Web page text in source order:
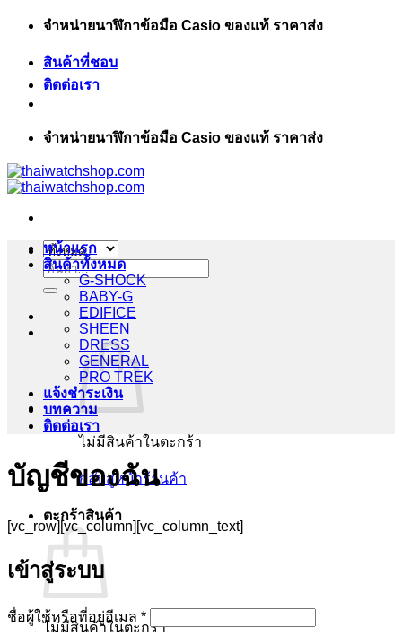
ข้าม
เนื้อหา
จำหน่ายนาฬิกาข้อมือ Casio ของแท้ ราคาส่ง
สินค้าที่ชอบ
ติดต่อเรา
จำหน่ายนาฬิกาข้อมือ Casio ของแท้ ราคาส่ง
ค้นหา:
ไม่มีสินค้าในตะกร้า
กลับสู่หน้าร้านค้า
ตะกร้าสินค้า
ไม่มีสินค้าในตะกร้า
หน้าแรก
สินค้าทั้งหมด
G-SHOCK
BABY-G
EDIFICE
SHEEN
DRESS
GENERAL
PRO TREK
แจ้งชำระเงิน
บทความ
ติดต่อเรา
บัญชีของฉัน
[vc_row][vc_column][vc_column_text]
เข้าสู่ระบบ
ชื่อผู้ใช้หรือที่อยู่อีเมล *ต้องการ